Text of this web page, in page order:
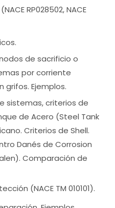
RP028502, NACE
de sacrificio o
por corriente
grifos. Ejemplos.
sistemas, criterios de
de Acero (Steel Tank
Criterios de Shell.
Danés de Corrosion
Comparación de
(NACE TM 010101).